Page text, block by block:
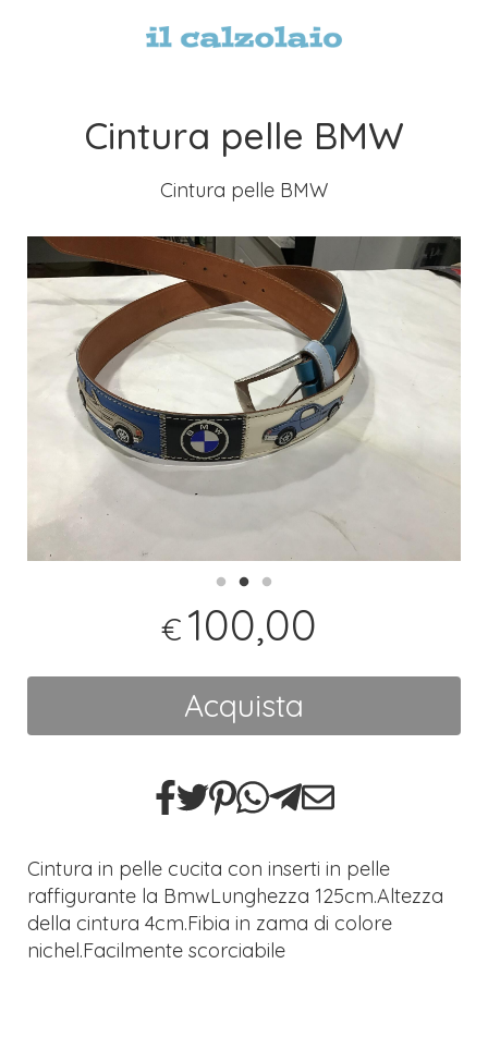
Cintura pelle BMW
Cintura pelle BMW
€ 100,00
Acquista
Cintura in pelle cucita con inserti in pelle
raffigurante la BmwLunghezza 125cm.Altezza
della cintura 4cm.Fibia in zama di colore
nichel.Facilmente scorciabile